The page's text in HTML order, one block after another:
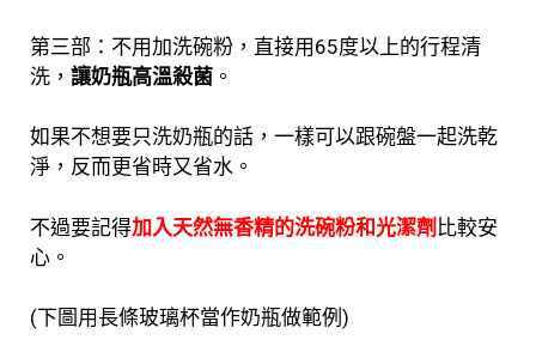
第三部：不用加洗碗粉，直接用65度以上的行程清
洗， 讓奶瓶高溫殺菌 。
如果不想要只洗奶瓶的話，一樣可以跟碗盤一起洗乾
淨，反而更省時又省水。
不過要記得加入天然無香精的洗碗粉和光潔劑 比較安
心。
(下圖用長條玻璃杯當作奶瓶做範例)